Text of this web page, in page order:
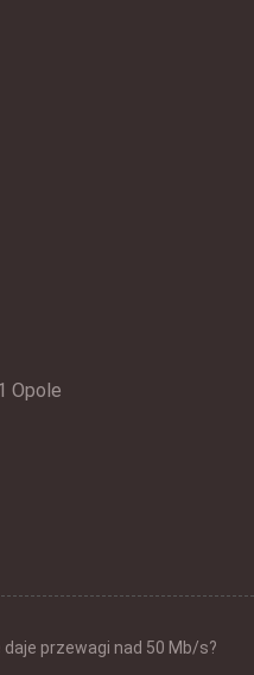
Opole
przewagi nad 50 Mb/s?